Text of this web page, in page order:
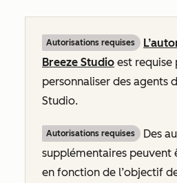
Autorisations requises
Breeze Studio est requise
personnaliser des agents
Studio.
Autorisations requises
Des
supplémentaires peuvent
en fonction de l’objectif